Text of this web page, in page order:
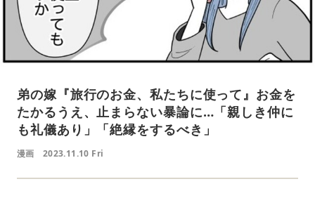
弟の嫁『旅行のお金、私たちに使って』お金を
たかるうえ、止まらない暴論に…「親しき仲に
も礼儀あり」「絶縁をするべき」
漫画 2023.11.10 Fri